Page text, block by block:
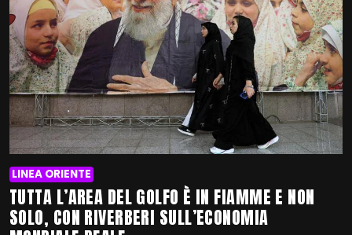
LINEA ORIENTE
TUTTA L’AREA DEL GOLFO È IN FIAMME E NON
SOLO, CON RIVERBERI SULL’ECONOMIA